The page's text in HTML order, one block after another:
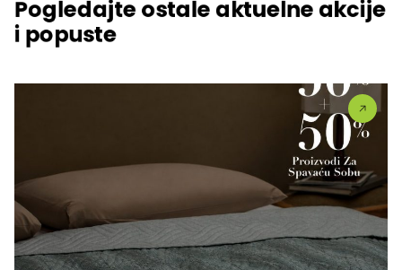
Pogledajte ostale aktuelne akcije
i popuste